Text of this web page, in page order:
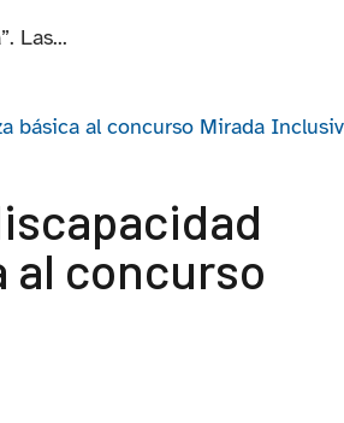
Las...
al concurso